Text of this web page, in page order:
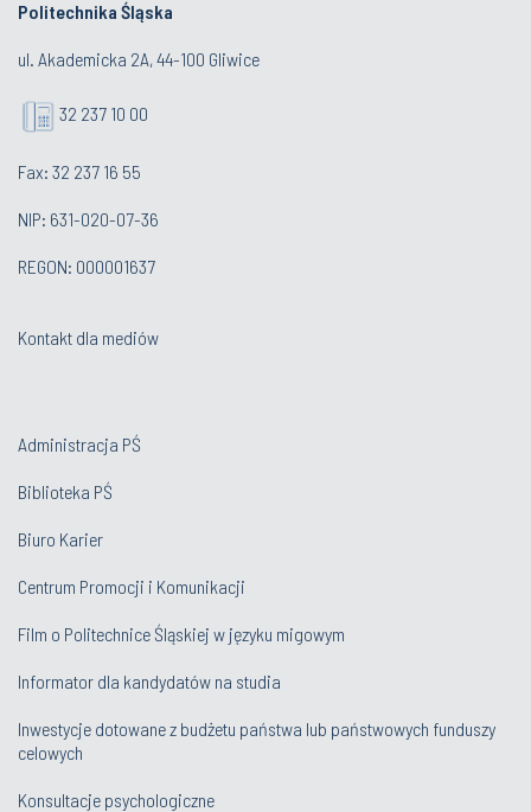
Politechnika Śląska
ul. Akademicka 2A, 44-100 Gliwice
32 237 10 00
Fax: 32 237 16 55
NIP: 631-020-07-36
REGON: 000001637
Kontakt dla mediów
Administracja PŚ
Biblioteka PŚ
Biuro Karier
Centrum Promocji i Komunikacji
Film o Politechnice Śląskiej w języku migowym
Informator dla kandydatów na studia
Inwestycje dotowane z budżetu państwa lub państwowych funduszy
celowych
Konsultacje psychologiczne